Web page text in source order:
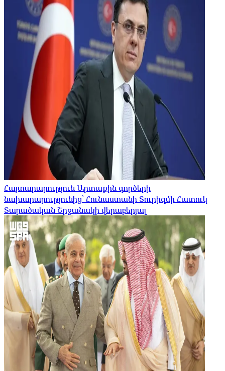
Հայտարարություն Արտաքին գործերի
նախարարությունից՝ Հունաստանի Տուրիզմի Հատուկ
Տարածական Շրջանակի վերաբերյալ